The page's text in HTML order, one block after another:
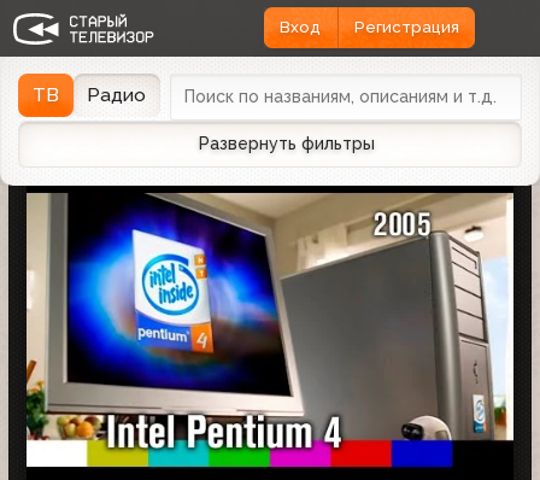
Вход Регистрация
ТВ Радио
Развернуть фильтры
Найдено 1166 записей Дата эфираДата заливки